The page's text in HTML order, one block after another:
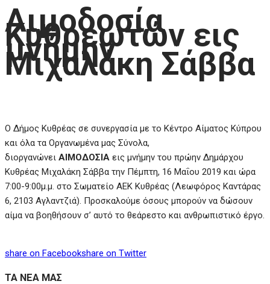
Αιμοδοσία
Κυθρεωτών εις
μνήμην
Μιχαλάκη Σάββα
Ο Δήμος Κυθρέας σε συνεργασία με το Κέντρο Αίματος Κύπρου
και όλα τα Οργανωμένα μας Σύνολα,
διοργανώνει ΑΙΜΟΔΟΣΙΑ εις μνήμην του πρώην Δημάρχου
Κυθρέας Μιχαλάκη Σάββα την Πέμπτη, 16 Μαΐου 2019 και ώρα
7:00-9:00μ.μ. στο Σωματείο ΑΕΚ Κυθρέας (Λεωφόρος Καντάρας
6, 2103 Αγλαντζιά). Προσκαλούμε όσους μπορούν να δώσουν
αίμα να βοηθήσουν σ’ αυτό το θεάρεστο και ανθρωπιστικό έργο.
share on Facebookshare on Twitter
ΤΑ ΝΕΑ ΜΑΣ